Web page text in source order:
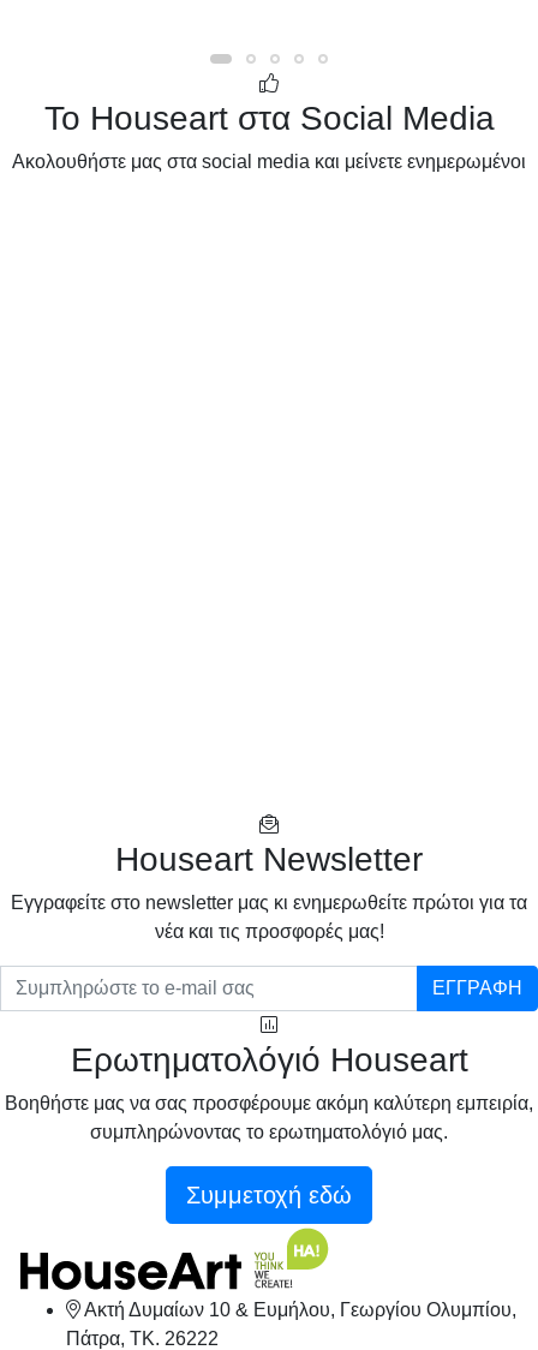
Το Houseart στα Social Media
Ακολουθήστε μας στα social media και μείνετε ενημερωμένοι
Houseart Newsletter
Eγγραφείτε στο newsletter μας κι ενημερωθείτε πρώτοι για τα
νέα και τις προσφορές μας!
ΕΓΓΡΑΦΗ
Ερωτηματολόγιό Houseart
Βοηθήστε μας να σας προσφέρουμε ακόμη καλύτερη εμπειρία,
συμπληρώνοντας το ερωτηματολόγιό μας.
Συμμετοχή εδώ
Ακτή Δυμαίων 10 & Ευμήλου, Γεωργίου Ολυμπίου,
Πάτρα, TK. 26222